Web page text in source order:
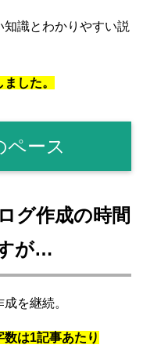
識とわかりやすい説
した。
ペース
グ作成の時間
が…
を継続。
は1記事あたり